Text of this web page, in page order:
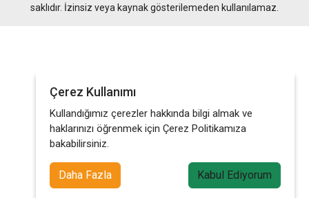
saklıdır. İzinsiz veya kaynak gösterilemeden kullanılamaz.
Çerez Kullanımı
Kullandığımız çerezler hakkında bilgi almak ve
haklarınızı öğrenmek için Çerez Politikamıza
bakabilirsiniz.
Daha Fazla Kabul Ediyorum